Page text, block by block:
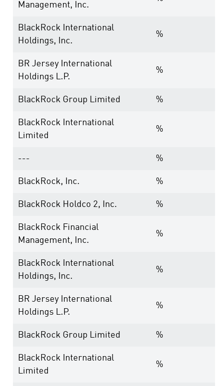
Management, Inc.
BlackRock International
Holdings, Inc.
%
BR Jersey International
Holdings L.P.
%
BlackRock Group Limited %
BlackRock International
Limited
%
--- %
BlackRock, Inc. %
BlackRock Holdco 2, Inc. %
BlackRock Financial
Management, Inc.
%
BlackRock International
Holdings, Inc.
%
BR Jersey International
Holdings L.P.
%
BlackRock Group Limited %
BlackRock International
Limited
%